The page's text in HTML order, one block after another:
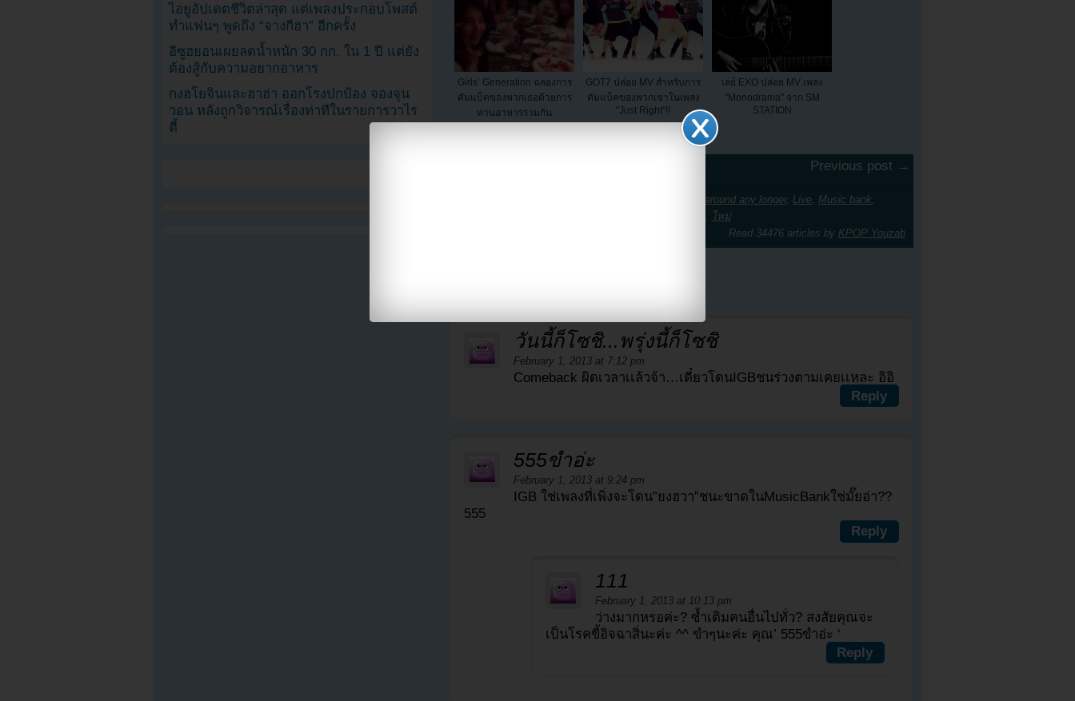
Girls’ Generation ฉลองการ
คัมแบ็คของพวกเธอด้วยการ
ทานอาหารร่วมกัน
GOT7 ปล่อย MV สำหรับการ
คัมแบ็คของพวกเขาในเพลง
"Just Right"!!
เลย์ EXO ปล่อย MV เพลง
"Monodrama" จาก SM
STATION
Previous post →
Gone not around any longer, Live, Music bank,
, ใหม่
Read 34476 articles by KPOP Youzab
วันนี้ก็โซชิ...พรุ่งนี้ก็โซชิ
February 1, 2013 at 7:12 pm
Comeback ผิดเวลาเเล้วจ้า…เดี๋ยวโดนIGBชนร่วงตามเคยเเหละ อิอิ
Reply
555ขำอ่ะ
February 1, 2013 at 9:24 pm
IGB ใช่เพลงที่เพิ่งจะโดน”ยงฮวา”ชนะขาดในMusicBankใช่มั๊ยอ่า??
555
Reply
111
February 1, 2013 at 10:13 pm
ว่างมากหรอค่ะ? ซ้ำเติมคนอื่นไปทั่ว? สงสัยคุณจะ
เป็นโรคขี้อิจฉาสิ่นะค่ะ ^^ ขำๆนะค่ะ คุณ’ 555ขำอ่ะ ‘
Reply
ไอยูอัปเดตชีวิตล่าสุด แต่เพลงประกอบโพสต์
ทำแฟนๆ พูดถึง “จางกีฮา” อีกครั้ง
อีซูฮยอนเผยลดน้ำหนัก 30 กก. ใน 1 ปี แต่ยัง
ต้องสู้กับความอยากอาหาร
กงฮโยจินและฮาฮ่า ออกโรงปกป้อง จองจุน
วอน หลังถูกวิจารณ์เรื่องท่าทีในรายการวาไร
ตี้